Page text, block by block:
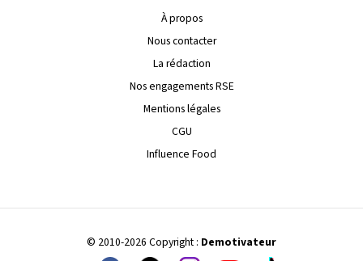
À propos
Nous contacter
La rédaction
Nos engagements RSE
Mentions légales
CGU
Influence Food
© 2010-2026 Copyright : Demotivateur